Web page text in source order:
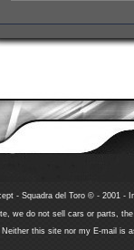
- Squadra del Toro © - 2001 -
we do not sell cars or parts,
Neither this site nor my E-mail is